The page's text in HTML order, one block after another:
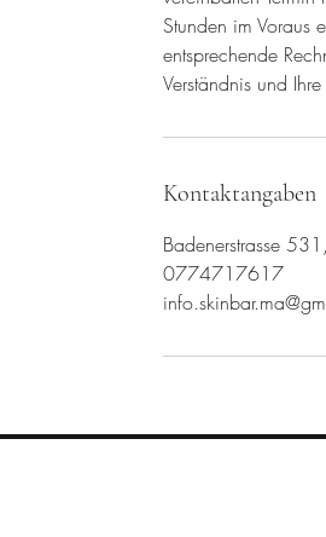
Stunden im Voraus
entsprechende
Verständnis und
Kontaktangaben
Badenerstrasse
0774717617